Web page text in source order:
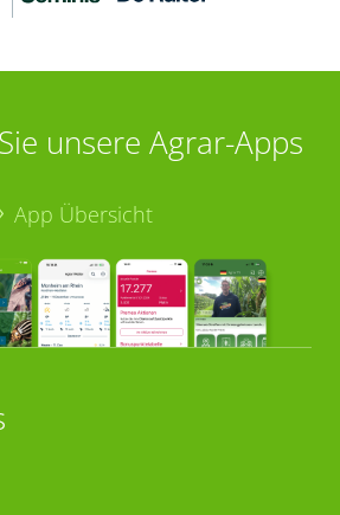
unsere Agrar-Apps
App Übersicht